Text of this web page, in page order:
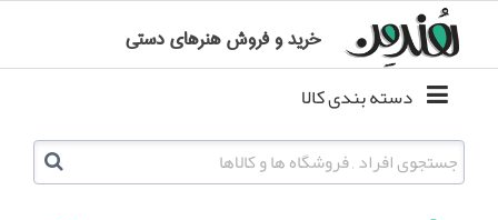
خرید و فروش هنرهای دستی